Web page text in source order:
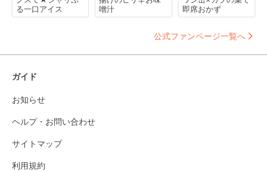
る一口アイス
噌汁
即席おかず
公式ファンページ一覧へ
ガイド
お知らせ
ヘルプ・お問い合わせ
サイトマップ
利用規約